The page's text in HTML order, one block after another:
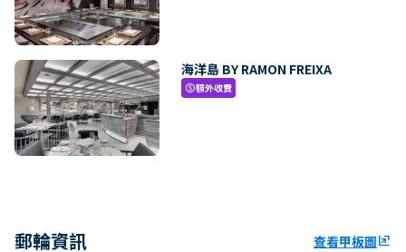
海洋島 BY RAMON FREIXA
paid額外收費
郵輪資訊 查看甲板圖ungroup